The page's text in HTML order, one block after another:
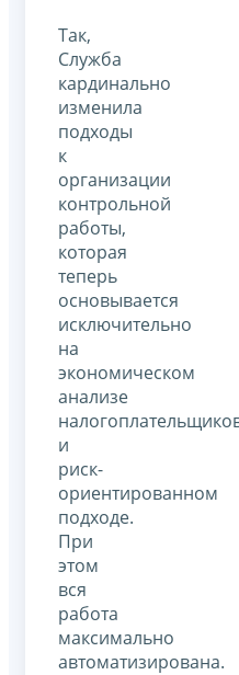
Так,
Служба
кардинально
изменила
подходы
к
организации
контрольной
работы,
которая
теперь
основывается
исключительно
на
экономическом
анализе
и
риск-
ориентированном
подходе.
При
этом
вся
работа
максимально
автоматизирована.